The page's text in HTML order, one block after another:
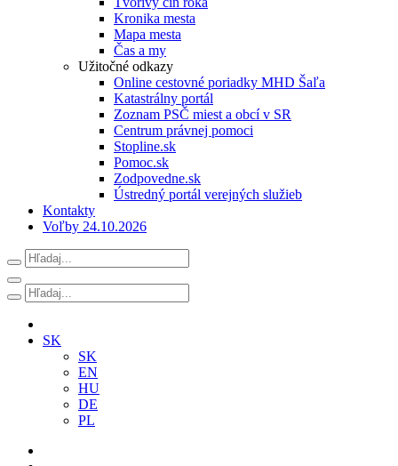
Kronika mesta
Mapa mesta
Čas a my
Užitočné odkazy
Online cestovné poriadky MHD Šaľa
Katastrálny portál
Zoznam PSČ miest a obcí v SR
Centrum právnej pomoci
Stopline.sk
Pomoc.sk
Zodpovedne.sk
Ústredný portál verejných služieb
Kontakty
Voľby 24.10.2026
SK
SK
EN
HU
DE
PL